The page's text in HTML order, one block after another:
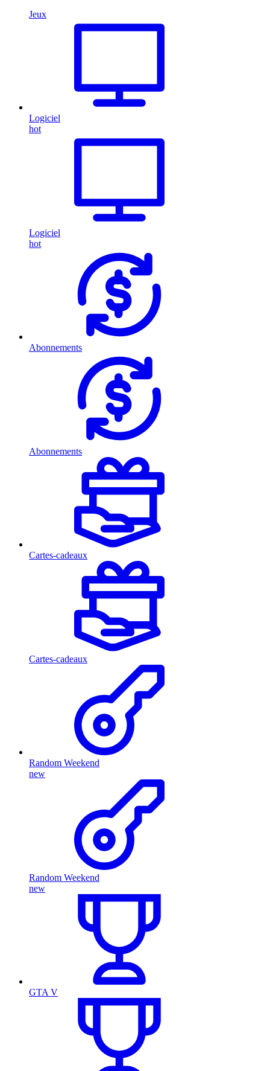
Jeux
Logiciel
hot
Logiciel
hot
Abonnements
Abonnements
Cartes-cadeaux
Cartes-cadeaux
Random Weekend
new
Random Weekend
new
GTA V